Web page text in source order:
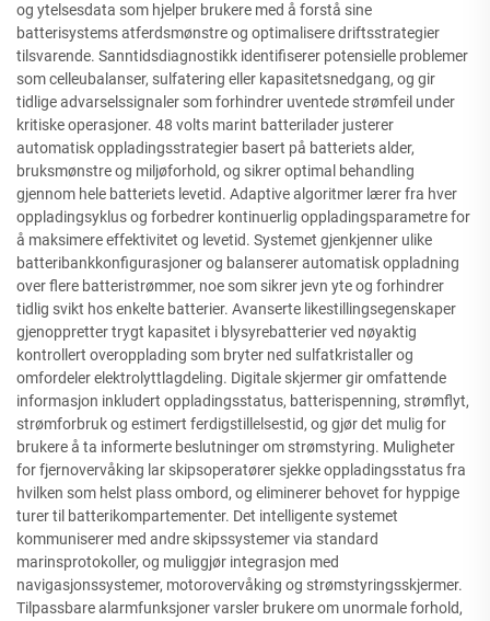
og ytelsesdata som hjelper brukere med å forstå sine
batterisystems atferdsmønstre og optimalisere driftsstrategier
tilsvarende. Sanntidsdiagnostikk identifiserer potensielle problemer
som celleubalanser, sulfatering eller kapasitetsnedgang, og gir
tidlige advarselssignaler som forhindrer uventede strømfeil under
kritiske operasjoner. 48 volts marint batterilader justerer
automatisk oppladingsstrategier basert på batteriets alder,
bruksmønstre og miljøforhold, og sikrer optimal behandling
gjennom hele batteriets levetid. Adaptive algoritmer lærer fra hver
oppladingsyklus og forbedrer kontinuerlig oppladingsparametre for
å maksimere effektivitet og levetid. Systemet gjenkjenner ulike
batteribankkonfigurasjoner og balanserer automatisk oppladning
over flere batteristrømmer, noe som sikrer jevn yte og forhindrer
tidlig svikt hos enkelte batterier. Avanserte likestillingsegenskaper
gjenoppretter trygt kapasitet i blysyrebatterier ved nøyaktig
kontrollert overopplading som bryter ned sulfatkristaller og
omfordeler elektrolyttlagdeling. Digitale skjermer gir omfattende
informasjon inkludert oppladingsstatus, batterispenning, strømflyt,
strømforbruk og estimert ferdigstillelsestid, og gjør det mulig for
brukere å ta informerte beslutninger om strømstyring. Muligheter
for fjernovervåking lar skipsoperatører sjekke oppladingsstatus fra
hvilken som helst plass ombord, og eliminerer behovet for hyppige
turer til batterikompartementer. Det intelligente systemet
kommuniserer med andre skipssystemer via standard
marinsprotokoller, og muliggjør integrasjon med
navigasjonssystemer, motorovervåking og strømstyringsskjermer.
Tilpassbare alarmfunksjoner varsler brukere om unormale forhold,